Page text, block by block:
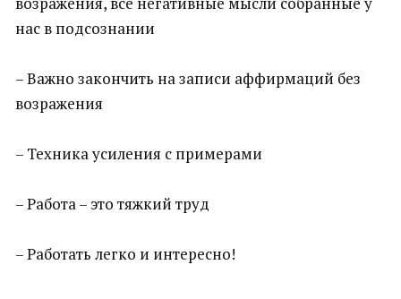
нас в подсознании
– Важно закончить на записи аффирмаций без
возражения
– Техника усиления с примерами
– Работа – это тяжкий труд
– Работать легко и интересно!